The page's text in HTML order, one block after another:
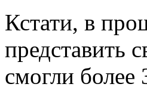
Кстати, в
представить
смогли